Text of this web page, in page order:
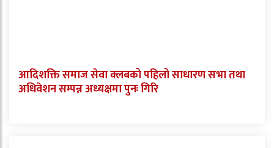
आदिशक्ति समाज सेवा क्लबको पहिलो साधारण सभा तथा
अधिवेशन सम्पन्न अध्यक्षमा पुनः गिरि